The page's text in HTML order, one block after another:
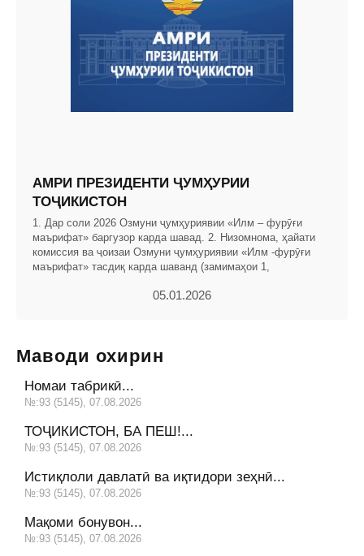
АМРИ ПРЕЗИДЕНТИ ҶУМҲУРИИ
ТОҶИКИСТОН
1. Дар соли 2026 Озмуни ҷумҳуриявии «Илм – фурӯғи
маърифат» баргузор карда шавад. 2. Низомнома, ҳайати
комиссия ва ҷоизаи Озмуни ҷумҳуриявии «Илм -фурӯғи
маърифат» тасдиқ карда шаванд (замимаҳои 1,
05.01.2026
Маводи охирин
Номаи табрикӣ...
№:93 (5145), 07.08.2026
ТОҶИКИСТОН, БА ПЕШ!...
№:93 (5145), 07.08.2026
Истиқлоли давлатӣ ва иқтидори зеҳнӣ...
№:93 (5145), 07.08.2026
Мақоми бонувон...
№:93 (5145), 07.08.2026